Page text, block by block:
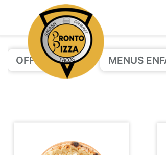
Charte Qualité
OFFRE PIZZA MENUS